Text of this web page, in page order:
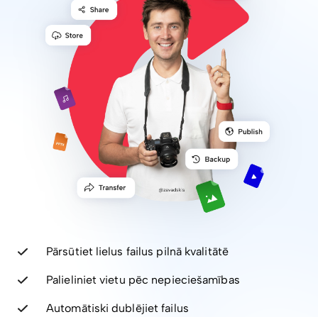
Pārsūtiet lielus failus pilnā kvalitātē
Palieliniet vietu pēc nepieciešamības
Automātiski dublējiet failus